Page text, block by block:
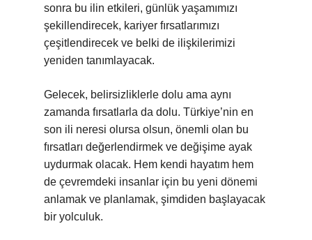
sonra bu ilin etkileri, günlük yaşamımızı
şekillendirecek, kariyer fırsatlarımızı
çeşitlendirecek ve belki de ilişkilerimizi
yeniden tanımlayacak.
Gelecek, belirsizliklerle dolu ama aynı
zamanda fırsatlarla da dolu. Türkiye’nin en
son ili neresi olursa olsun, önemli olan bu
fırsatları değerlendirmek ve değişime ayak
uydurmak olacak. Hem kendi hayatım hem
de çevremdeki insanlar için bu yeni dönemi
anlamak ve planlamak, şimdiden başlayacak
bir yolculuk.